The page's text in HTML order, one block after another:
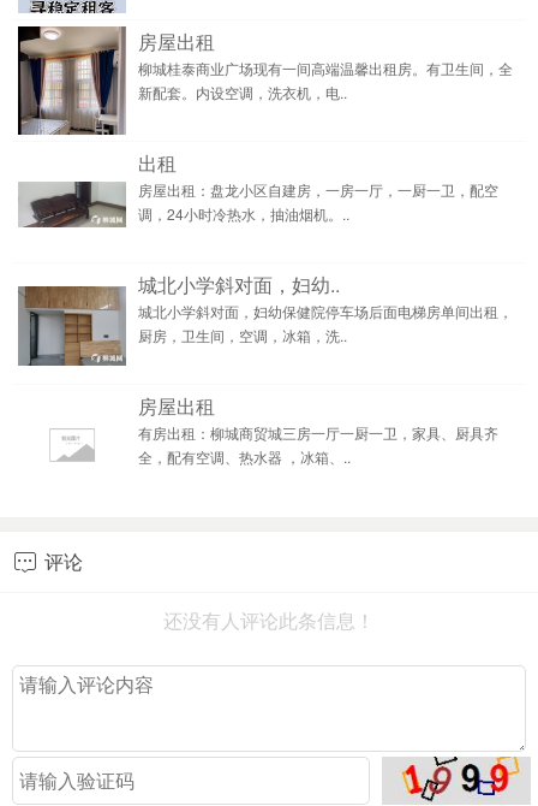
房屋出租
柳城桂泰商业广场现有一间高端温馨出租房。有卫生间，全
新配套。内设空调，洗衣机，电..
出租
房屋出租：盘龙小区自建房，一房一厅，一厨一卫，配空
调，24小时冷热水，抽油烟机。..
城北小学斜对面，妇幼..
城北小学斜对面，妇幼保健院停车场后面电梯房单间出租，
厨房，卫生间，空调，冰箱，洗..
房屋出租
有房出租：柳城商贸城三房一厅一厨一卫，家具、厨具齐
全，配有空调、热水器 ，冰箱、..
 评论
还没有人评论此条信息！